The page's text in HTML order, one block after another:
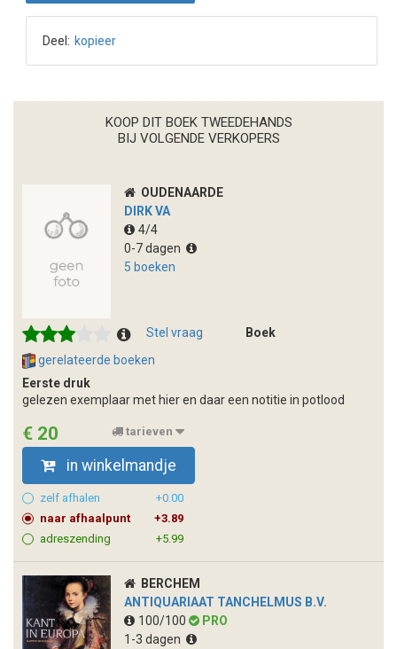
Deel: kopieer
KOOP DIT BOEK TWEEDEHANDS
BIJ VOLGENDE VERKOPERS
OUDENAARDE
DIRK VA
4/4
0-7 dagen
5 boeken
Stel vraag
Boek
gerelateerde boeken
Eerste druk
gelezen exemplaar met hier en daar een notitie in potlood
€ 20 tarieven
in winkelmandje
zelf afhalen
+0.00
naar afhaalpunt
+3.89
adreszending
+5.99
BERCHEM
ANTIQUARIAAT TANCHELMUS B.V.
100/100
PRO
1-3 dagen